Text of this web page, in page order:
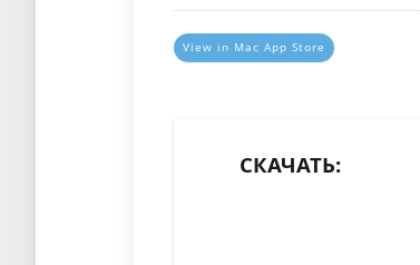
View in Mac App Store
СКАЧАТЬ: